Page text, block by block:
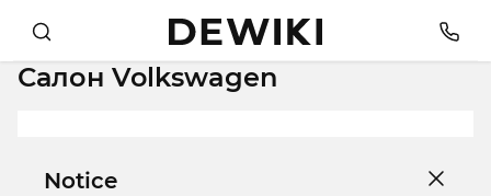
Салон Volkswagen
Notice